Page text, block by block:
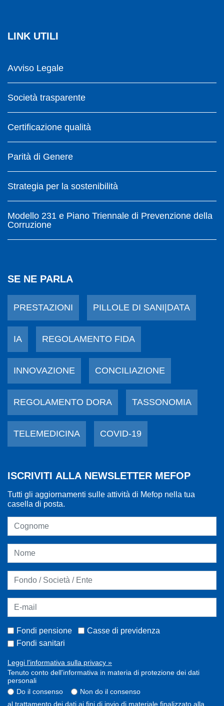
LINK UTILI
Avviso Legale
Società trasparente
Certificazione qualità
Parità di Genere
Strategia per la sostenibilità
Modello 231 e Piano Triennale di Prevenzione della
Corruzione
SE NE PARLA
PRESTAZIONI PILLOLE DI SANI|DATA
IA REGOLAMENTO FIDA
INNOVAZIONE CONCILIAZIONE
REGOLAMENTO DORA TASSONOMIA
TELEMEDICINA COVID-19
ISCRIVITI ALLA NEWSLETTER MEFOP
Tutti gli aggiornamenti sulle attività di Mefop nella tua
casella di posta.
Fondi pensione
Casse di previdenza
Fondi sanitari
Leggi l'informativa sulla privacy »
Tenuto conto dell'informativa in materia di protezione dei dati
personali
Do il consenso
Non do il consenso
al trattamento dei dati ai fini di invio di materiale finalizzato alla